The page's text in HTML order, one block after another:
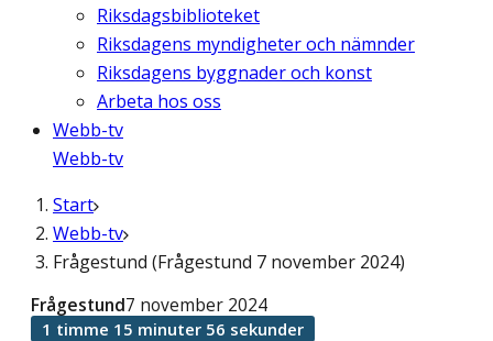
Riksdagsbiblioteket
Riksdagens myndigheter och nämnder
Riksdagens byggnader och konst
Arbeta hos oss
Webb-tv
Webb-tv
Start
Webb-tv
Frågestund (Frågestund 7 november 2024)
Frågestund7 november 2024
1 timme 15 minuter 56 sekunder